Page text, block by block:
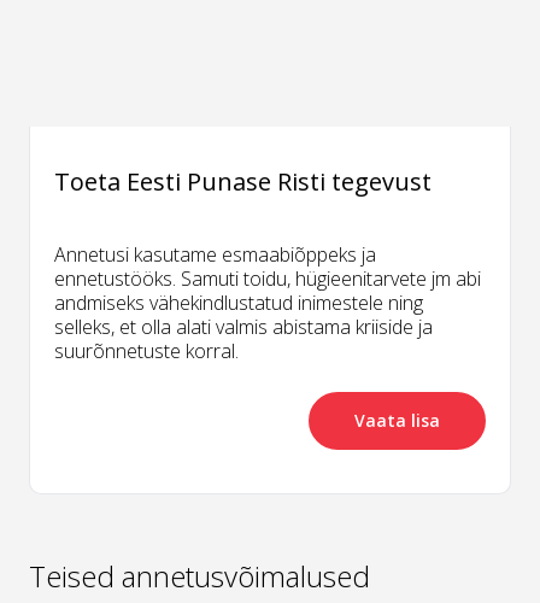
Toeta Eesti Punase Risti tegevust
Annetusi kasutame esmaabiõppeks ja
ennetustööks. Samuti toidu, hügieenitarvete jm abi
andmiseks vähekindlustatud inimestele ning
selleks, et olla alati valmis abistama kriiside ja
suurõnnetuste korral.
Vaata lisa
Teised annetusvõimalused